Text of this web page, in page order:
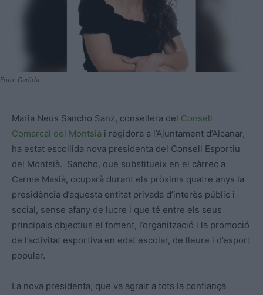
Foto: Cedida
Maria Neus Sancho Sanz, consellera del Consell
Comarcal del Montsià i regidora a l’Ajuntament d’Alcanar,
ha estat escollida nova presidenta del Consell Esportiu
del Montsià. Sancho, que substitueix en el càrrec a
Carme Masià, ocuparà durant els pròxims quatre anys la
presidència d’aquesta entitat privada d’interès públic i
social, sense afany de lucre i que té entre els seus
principals objectius el foment, l’organització i la promoció
de l’activitat esportiva en edat escolar, de lleure i d’esport
popular.
La nova presidenta, que va agrair a tots la confiança